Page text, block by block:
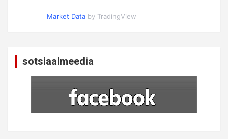
Market Data by TradingView
sotsiaalmeedia